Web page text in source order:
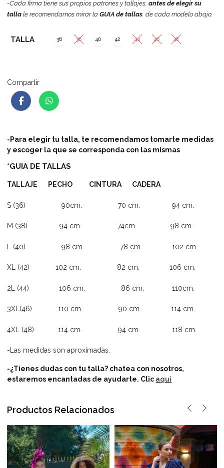
-Cada firma tiene sus propios patrones y tallajes,antes de elegir su
talla le recomendamos mirar laGUIA de tallas de cada modelo abajo.
TALLA 36 38 40 42 44 46 48
Compartir
-Para elegir tu talla, te recomendamos tomarte medidas
y escoger la que se corresponda con las mismas
*GUIA DE TALLAS
TALLAJE PECHO CINTURA CADERA
S (36) 90cm. 70 cm. 94 cm.
M (38) 94 cm. 74cm. 98 cm.
L (40) 98 cm. 78 cm. 102 cm.
XL (42) 102 cm. 82 cm. 106 cm.
2L (44) 106 cm. 86 cm. 110cm.
3XL(46) 110 cm. 90 cm. 114 cm.
4XL (48) 114 cm. 94 cm. 118 cm.
-Las medidas son aproximadas.
-¿Tienes dudas con tu talla? chatea con nosotros,
estaremos encantadas de ayudarte. Clic aquí
Productos Relacionados